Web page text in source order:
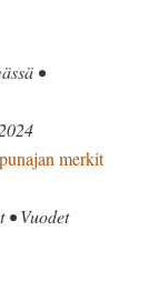
•
merkit
• Vuodet